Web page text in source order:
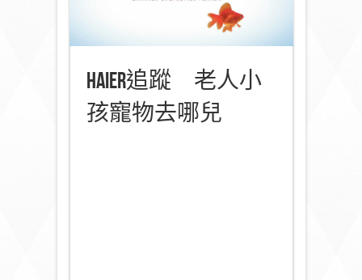
Haier追蹤 老人小
孩寵物去哪兒